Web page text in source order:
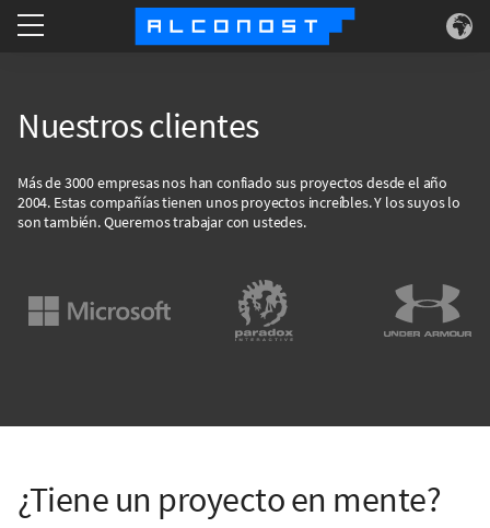
Use Cases
Technology
Nuestros clientes
Más de 3000 empresas nos han confiado sus proyectos desde el año
2004. Estas compañías tienen unos proyectos increíbles. Y los suyos lo
son también. Queremos trabajar con ustedes.
¿Tiene un proyecto en mente?